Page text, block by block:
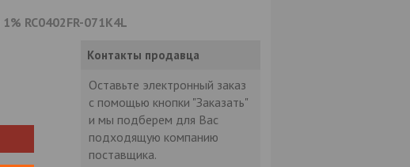
RC0402FR-071K4L
Контакты продавца
Оставьте электронный заказ
с помощью кнопки "Заказать"
и мы подберем для Вас
подходящую компанию
поставщика.